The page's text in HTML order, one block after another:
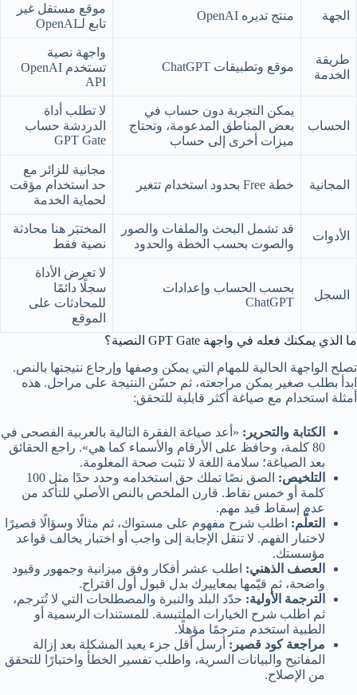
الجهة منتج تديره OpenAI
موقع مستقل غير
تابع لـOpenAI
طريقة
الخدمة
موقع وتطبيقات ChatGPT
واجهة نصية
تستخدم OpenAI
API
الحساب
يمكن التجربة دون حساب في
بعض المناطق المدعومة، وتحتاج
ميزات أخرى إلى حساب
لا تطلب أداة
الدردشة حساب
GPT Gate
المجانية خطة Free بحدود استخدام تتغير
مجانية للزائر مع
حد استخدام مؤقت
لحماية الخدمة
الأدوات
قد تشمل البحث والملفات والصور
والصوت بحسب الخطة والحدود
المختبَر هنا محادثة
نصية فقط
السجل
بحسب الحساب وإعدادات
ChatGPT
لا تعرض الأداة
سجلًا دائمًا
للمحادثات على
الموقع
ما الذي يمكنك فعله في واجهة GPT Gate النصية؟
تصلح الواجهة الحالية للمهام التي يمكن وصفها وإرجاع نتيجتها بالنص.
ابدأ بطلب صغير يمكن مراجعته، ثم حسّن النتيجة على مراحل. هذه
أمثلة استخدام مع صياغة أكثر قابلية للتحقق:
الكتابة والتحرير: «أعد صياغة الفقرة التالية بالعربية الفصحى في
80 كلمة، وحافظ على الأرقام والأسماء كما هي». راجع الحقائق
بعد الصياغة؛ سلامة اللغة لا تثبت صحة المعلومة.
التلخيص:
الصق نصًا تملك حق استخدامه وحدد حدًا مثل 100
كلمة أو خمس نقاط. قارن الملخص بالنص الأصلي للتأكد من
عدم إسقاط قيد مهم.
التعلّم: اطلب شرح مفهوم على مستواك، ثم مثالًا وسؤالًا قصيرًا
لاختبار الفهم. لا تنقل الإجابة إلى واجب أو اختبار يخالف قواعد
مؤسستك.
العصف الذهني: اطلب عشر أفكار وفق ميزانية وجمهور وقيود
واضحة، ثم قيّمها بمعاييرك بدل قبول أول اقتراح.
الترجمة الأولية: حدّد البلد والنبرة والمصطلحات التي لا تُترجم،
ثم اطلب شرح الخيارات الملتبسة. للمستندات الرسمية أو
الطبية استخدم مترجمًا مؤهلًا.
مراجعة كود قصير: أرسل أقل جزء يعيد المشكلة بعد إزالة
المفاتيح والبيانات السرية، واطلب تفسير الخطأ واختبارًا للتحقق
من الإصلاح.